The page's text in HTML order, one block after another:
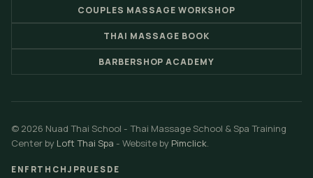
COUPLES MASSAGE WORKSHOP
THAI MASSAGE BOOK
BARBERSHOP ACADEMY
© 2026 Nuad Thai School - Thai Massage School & Spa Training
Center by Loft Thai Spa - Website by Pimclick.
EN FRTH CHJPRU ES DE